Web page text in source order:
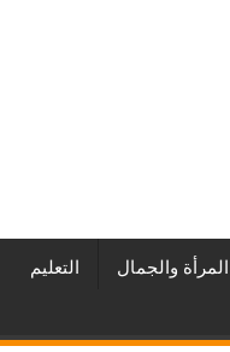
المرأة والجمال التعليم